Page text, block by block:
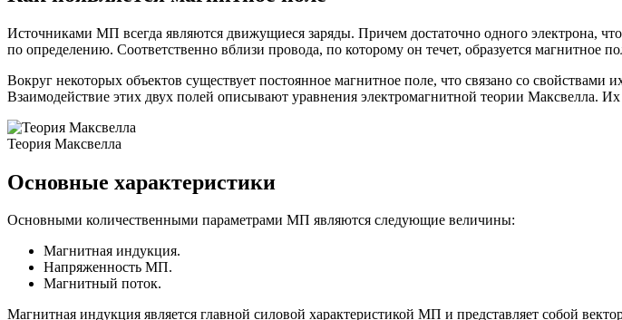
Источниками МП всегда являются движущиеся заряды. Причем достаточно одного электрона,
по определению. Соответственно вблизи провода, по которому он течет, образуется магнитное
Вокруг некоторых объектов существует постоянное магнитное поле, что связано со
Взаимодействие этих двух полей описывают уравнения электромагнитной теории Максвелла.
Теория Максвелла
Основные характеристики
Основными количественными параметрами МП являются следующие величины:
Магнитная индукция.
Напряженность МП.
Магнитный поток.
Магнитная индукция является главной силовой характеристикой МП и представляет собой